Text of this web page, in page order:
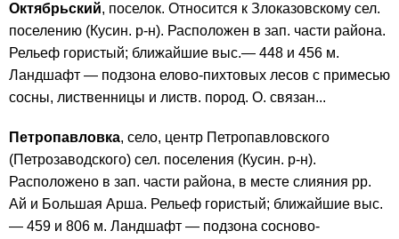
Октябрьский, поселок. Относится к Злоказовскому сел.
поселению (Кусин. р-н). Расположен в зап. части района.
Рельеф гористый; ближайшие выс.— 448 и 456 м.
Ландшафт — подзона елово-пихтовых лесов с примесью
сосны, лиственницы и листв. пород. О. связан...
Петропавловка, село, центр Петропавловского
(Петрозаводского) сел. поселения (Кусин. р-н).
Расположено в зап. части района, в месте слияния рр.
Ай и Большая Арша. Рельеф гористый; ближайшие выс.
— 459 и 806 м. Ландшафт — подзона сосново-